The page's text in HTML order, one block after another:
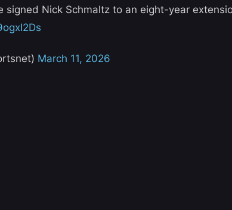
signed Nick Schmaltz to an eight-year
March 11, 2026